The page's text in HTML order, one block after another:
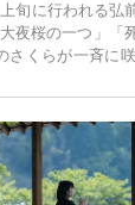
旬に行われる弘
夜桜の一つ」「
さくらが一斉に
日(土)の期間、「